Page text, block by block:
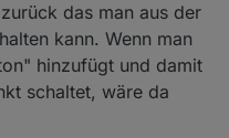
ist, könnte man in
getrennt
alles einfällt.
das man aus der
kann. Wenn man
hinzufügt und damit
schaltet, wäre da